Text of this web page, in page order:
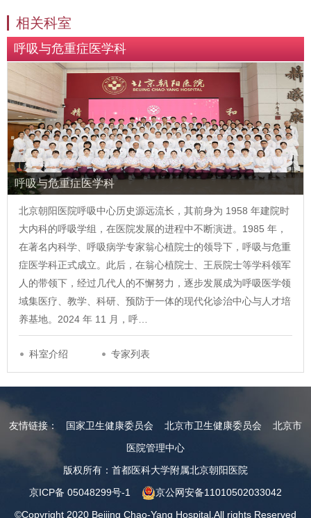
相关科室
呼吸与危重症医学科
呼吸与危重症医学科
北京朝阳医院呼吸中心历史源远流长，其前身为 1958 年建院时
大内科的呼吸学组，在医院发展的进程中不断演进。1985 年，
在著名内科学、呼吸病学专家翁心植院士的领导下，呼吸与危重
症医学科正式成立。此后，在翁心植院士、王辰院士等学科领军
人的带领下，经过几代人的不懈努力，逐步发展成为呼吸医学领
域集医疗、教学、科研、预防于一体的现代化诊治中心与人才培
养基地。2024 年 11 月，呼…
科室介绍 专家列表
友情链接： 国家卫生健康委员会 北京市卫生健康委员会
北京市
医院管理中心
版权所有：首都医科大学附属北京朝阳医院
京ICP备 05048299号-1
京公网安备11010502033042
©Copyright 2020 Beijing Chao-Yang Hospital.All rights Reserved